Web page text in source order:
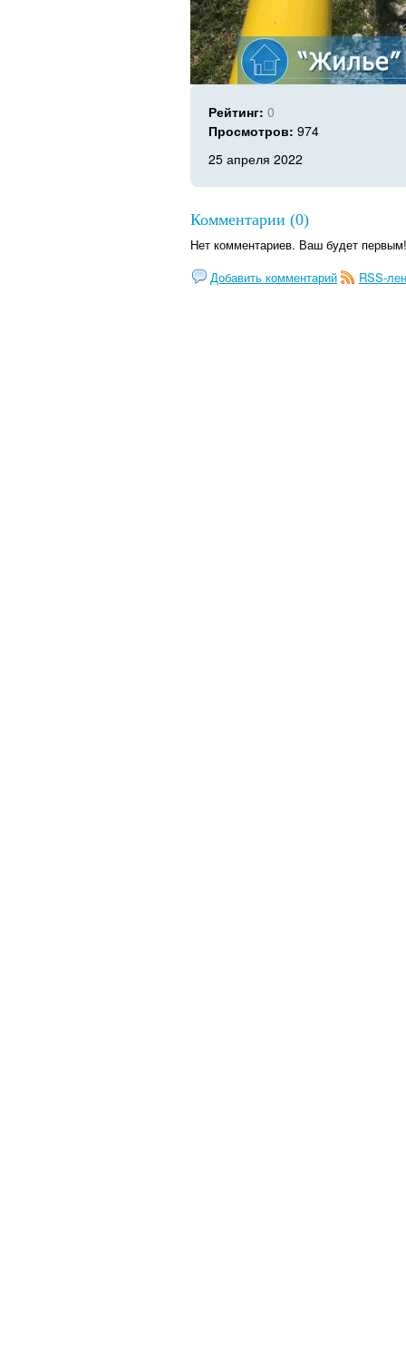
Рейтинг: 0
Просмотров: 974
25 апреля 2022
Комментарии (0)
Нет комментариев. Ваш будет первым!
Добавить комментарий
RSS-